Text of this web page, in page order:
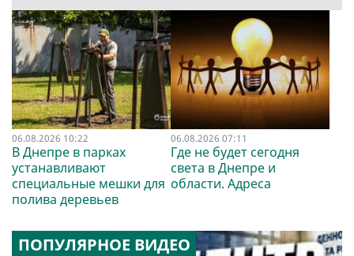
06.08.2026 10:22
В Днепре в парках
устанавливают
специальные мешки для
полива деревьев
06.08.2026 07:11
Где не будет сегодня
света в Днепре и
области. Адреса
ПОПУЛЯРНОЕ ВИДЕО